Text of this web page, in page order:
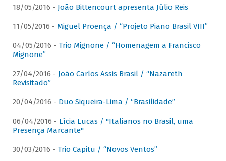
18/05/2016 - João Bittencourt apresenta Júlio Reis
11/05/2016 - Miguel Proença / “Projeto Piano Brasil VIII”
04/05/2016 - Trio Mignone / “Homenagem a Francisco
Mignone”
27/04/2016 - João Carlos Assis Brasil / “Nazareth
Revisitado”
20/04/2016 - Duo Siqueira-Lima / “Brasilidade”
06/04/2016 - Lícia Lucas / "Italianos no Brasil, uma
Presença Marcante"
30/03/2016 - Trio Capitu / “Novos Ventos”